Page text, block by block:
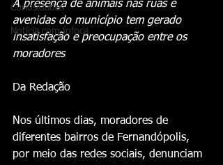
Curiosidades
Notícia com fofoca
A presença de animais nas ruas e
avenidas do município tem gerado
insatisfação e preocupação entre os
moradores
Da Redação
Nos últimos dias, moradores de
diferentes bairros de Fernandópolis,
por meio das redes sociais, denunciam